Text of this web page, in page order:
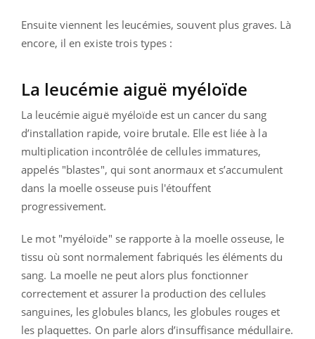
Ensuite viennent les leucémies, souvent plus graves. Là
encore, il en existe trois types :
La leucémie aiguë myéloïde
La leucémie aiguë myéloïde est un cancer du sang
d’installation rapide, voire brutale. Elle est liée à la
multiplication incontrôlée de cellules immatures,
appelés "blastes", qui sont anormaux et s’accumulent
dans la moelle osseuse puis l'étouffent
progressivement.
Le mot "myéloïde" se rapporte à la moelle osseuse, le
tissu où sont normalement fabriqués les éléments du
sang. La moelle ne peut alors plus fonctionner
correctement et assurer la production des cellules
sanguines, les globules blancs, les globules rouges et
les plaquettes. On parle alors d’insuffisance médullaire.